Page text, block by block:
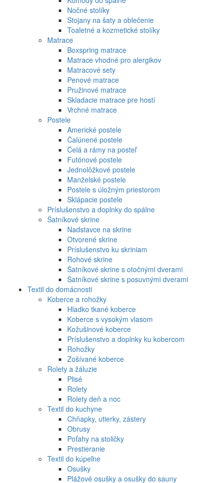
Nočné stolíky
Stojany na šaty a oblečenie
Toaletné a kozmetické stolíky
Matrace
Boxspring matrace
Matrace vhodné pro alergikov
Matracové sety
Penové matrace
Pružinové matrace
Skladacie matrace pre hostí
Vrchné matrace
Postele
Americké postele
Čalúnené postele
Čelá a rámy na posteľ
Futónové postele
Jednolôžkové postele
Manželské postele
Postele s úložným priestorom
Sklápacie postele
Príslušenstvo a doplnky do spálne
Šatníkové skrine
Nadstavce na skrine
Otvorené skrine
Príslušenstvo ku skriniam
Rohové skrine
Šatníkové skrine s otočnými dverami
Šatníkové skrine s posuvnými dverami
Textil do domácnosti
Koberce a rohožky
Hladko tkané koberce
Koberce s vysokým vlasom
Kožušinové koberce
Príslušenstvo a doplnky ku kobercom
Rohožky
Zošívané koberce
Rolety a žáluzie
Plisé
Rolety
Rolety deň a noc
Textil do kuchyne
Chňapky, utierky, zástery
Obrusy
Poťahy na stoličky
Prestieranie
Textil do kúpeľne
Osušky
Plážové osušky a osušky do sauny